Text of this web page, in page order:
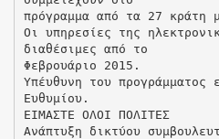
πρόγραμμα από τα 27 κράτη
Οι υπηρεσίες της
διαθέσιμες από το
Φεβρουάριο 2015.
Υπέυθυνη του προγράμματος
Ευθυμίου.
ΕΙΜΑΣΤΕ ΟΛΟΙ ΠΟΛΙΤΕΣ
Ανάπτυξη δικτύου